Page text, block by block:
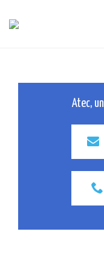
Atec,